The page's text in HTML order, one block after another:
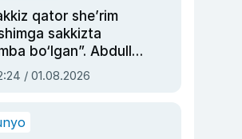
qator she’rim
sakkizta
bo‘lgan”. Abdulla
siyosiy
asrab
/ 01.08.2026